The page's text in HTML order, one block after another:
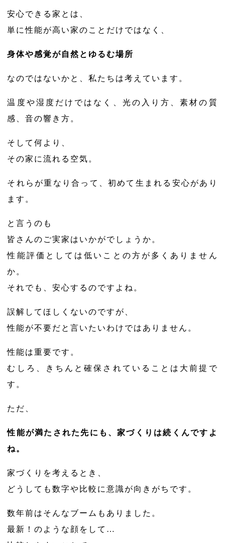
安心できる家とは、
単に性能が高い家のことだけではなく、
身体や感覚が自然とゆるむ場所
なのではないかと、私たちは考えています。
温度や湿度だけではなく、光の入り方、素材の質
感、音の響き方。
そして何より、
その家に流れる空気。
それらが重なり合って、初めて生まれる安心があり
ます。
と言うのも
皆さんのご実家はいかがでしょうか。
性能評価としては低いことの方が多くありません
か。
それでも、安心するのですよね。
誤解してほしくないのですが、
性能が不要だと言いたいわけではありません。
性能は重要です。
むしろ、きちんと確保されていることは大前提で
す。
ただ、
性能が満たされた先にも、家づくりは続くんですよ
ね。
家づくりを考えるとき、
どうしても数字や比較に意識が向きがちです。
数年前はそんなブームもありました。
最新！のような顔をして…